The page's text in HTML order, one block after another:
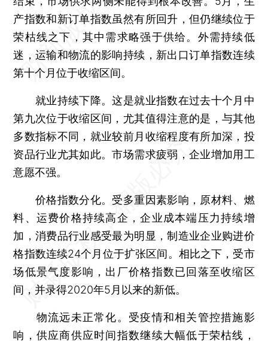
产指数和新订单指数虽然有所回升，但仍继续位于
荣枯线之下，其中需求略强于供给。外需持续低
迷，运输和物流的影响持续，新出口订单指数连续
第十个月位于收缩区间。
就业持续下降。这是就业指数在过去十个月中
第九次位于收缩区间，尤其值得注意的是，与其他
多数指标不同，就业较前月收缩程度有所加深，投
资品行业尤其如此。市场需求疲弱，企业增加用工
意愿不强。
价格指数分化。受多重因素影响，原材料、燃
料、运费价格持续高企，企业成本端压力持续增
加，消费品行业感受最为明显，制造业企业购进价
格指数连续24个月位于扩张区间。相比之下，受市
场低景气度影响，出厂价格指数已回落至收缩区
间，并录得2020年5月以来的新低。
物流远未正常化。受疫情和相关管控措施影
响，供应商供应时间指数继续大幅低于荣枯线，